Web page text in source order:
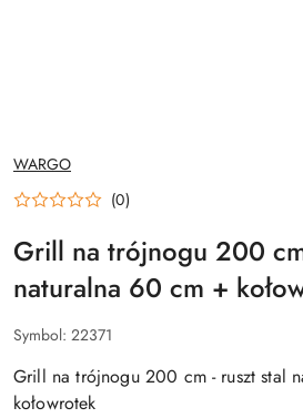
NAZWA
PRODUCENTA:
WARGO
(0)
Grill na trójnogu 200
naturalna 60 cm +
Symbol: 22371
Grill na trójnogu 200 cm - ruszt stal
kołowrotek